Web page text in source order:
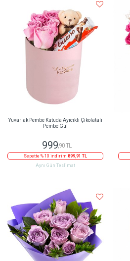
Yuvarlak Pembe Kutuda Ayıcıklı Çikolatalı
Pembe Gül
999,90 TL
Sepette % 10 indirim 899,91 TL
Aynı Gün Teslimat